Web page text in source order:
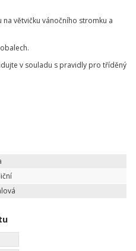
větvičku vánočního stromku a
v souladu s pravidly pro tříděný